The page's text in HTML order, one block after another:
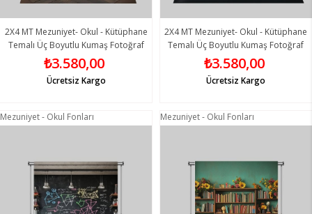
2X4 MT Mezuniyet- Okul - Kütüphane
Temalı Üç Boyutlu Kumaş Fotoğraf
Fonları 5 - Fabric Photography
Backdrop
₺3.580,00
Ücretsiz Kargo
2X4 MT Mezuniyet- Okul - Kütüphane
Temalı Üç Boyutlu Kumaş Fotoğraf
Fonları 6 - Fabric Photography
Backdrop
₺3.580,00
Ücretsiz Kargo
Mezuniyet - Okul Fonları Mezuniyet - Okul Fonları